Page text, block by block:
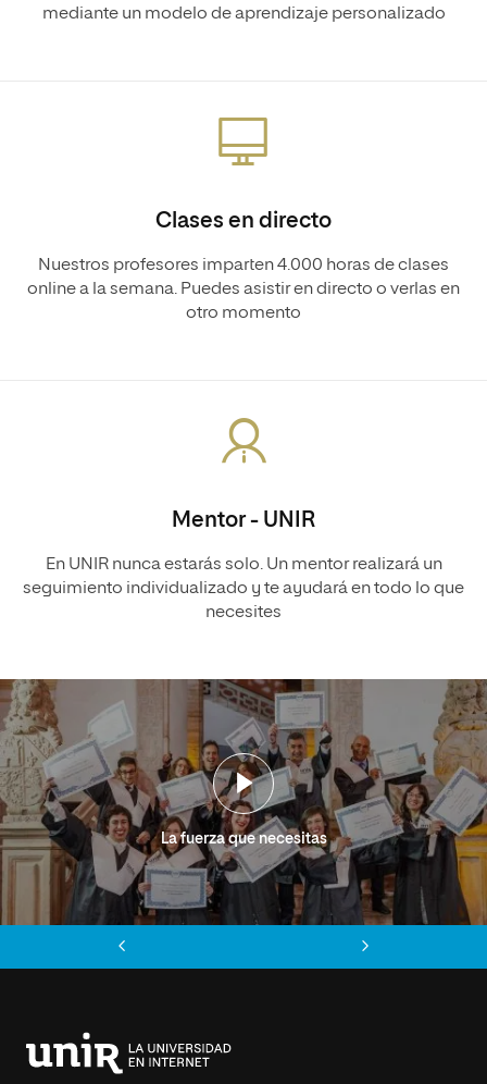
mediante un modelo de aprendizaje personalizado
Clases en directo
Nuestros profesores imparten 4.000 horas de clases
online a la semana. Puedes asistir en directo o verlas en
otro momento
Mentor - UNIR
En UNIR nunca estarás solo. Un mentor realizará un
seguimiento individualizado y te ayudará en todo lo que
necesites
La fuerza que necesitas